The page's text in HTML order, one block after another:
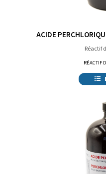
ACIDE
Réactif
RÉACTIF